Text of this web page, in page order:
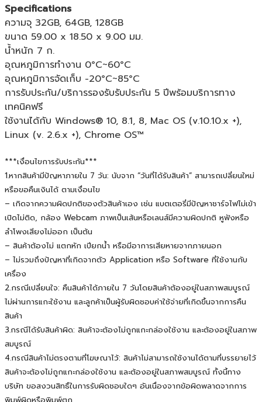
Specifications
ความจุ 32GB, 64GB, 128GB
ขนาด 59.00 x 18.50 x 9.00 มม.
น้ำหนัก 7 ก.
อุณหภูมิการทำงาน 0°C~60°C
อุณหภูมิการจัดเก็บ -20°C~85°C
การรับประกัน/บริการรองรับรับประกัน 5 ปีพร้อมบริการทาง
เทคนิคฟรี
ใช้งานได้กับ Windows® 10, 8.1, 8, Mac OS (v.10.10.x +),
Linux (v. 2.6.x +), Chrome OS™
***เงื่อนไขการรับประกัน***
1.หากสินค้ามีปัญหาภายใน 7 วัน: นับจาก “วันที่ได้รับสินค้า” สามารถเปลี่ยนใหม่
หรือขอคืนเงินได้ ตามเงื่อนไข
– เกิดจากความผิดปกติของตัวสินค้าเอง เช่น แบตเตอรี่มีปัญหาชาร์จไฟไม่เข้า
เปิดไม่ติด, กล้อง Webcam ภาพเป็นเส้นหรือเลนส์มีความผิดปกติ หูฟังหรือ
ลำโพงเสียงไม่ออก เป็นต้น
– สินค้าต้องไม่ แตกหัก เปียกน้ำ หรือมีอาการเสียหายจากภายนอก
– ไม่รวมถึงปัญหาที่เกิดจากตัว Application หรือ Software ที่ใช้งานกับ
เครื่อง
2.กรณีเปลี่ยนใจ: คืนสินค้าได้ภายใน 7 วันโดยสินค้าต้องอยู่ในสภาพสมบูรณ์
ไม่ผ่านการแกะใช้งาน และลูกค้าเป็นผู้รับผิดชอบค่าใช้จ่ายที่เกิดขึ้นจากการคืน
สินค้า
3.กรณีได้รับสินค้าผิด: สินค้าจะต้องไม่ถูกแกะกล่องใช้งาน และต้องอยู่ในสภาพ
สมบูรณ์
4.กรณีสินค้าไม่ตรงตามที่โฆษณาไว้: สินค้าไม่สามารถใช้งานได้ตามที่บรรยายไว้
สินค้าจะต้องไม่ถูกแกะกล่องใช้งาน และต้องอยู่ในสภาพสมบูรณ์ ทั้งนี้ทาง
บริษัท ขอสงวนสิทธิ์ในการรับผิดชอบใดๆ อันเนื่องจากข้อผิดพลาดจากการ